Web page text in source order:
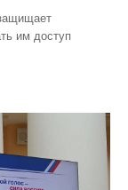
им доступ